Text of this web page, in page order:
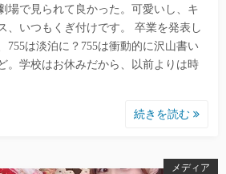
場で見られて良かった。可愛いし、キ
、いつもくぎ付けです。 卒業を発表し
755は淡泊に？755は衝動的に沢山書い
。学校はお休みだから、以前よりは時
続きを読む
メディア